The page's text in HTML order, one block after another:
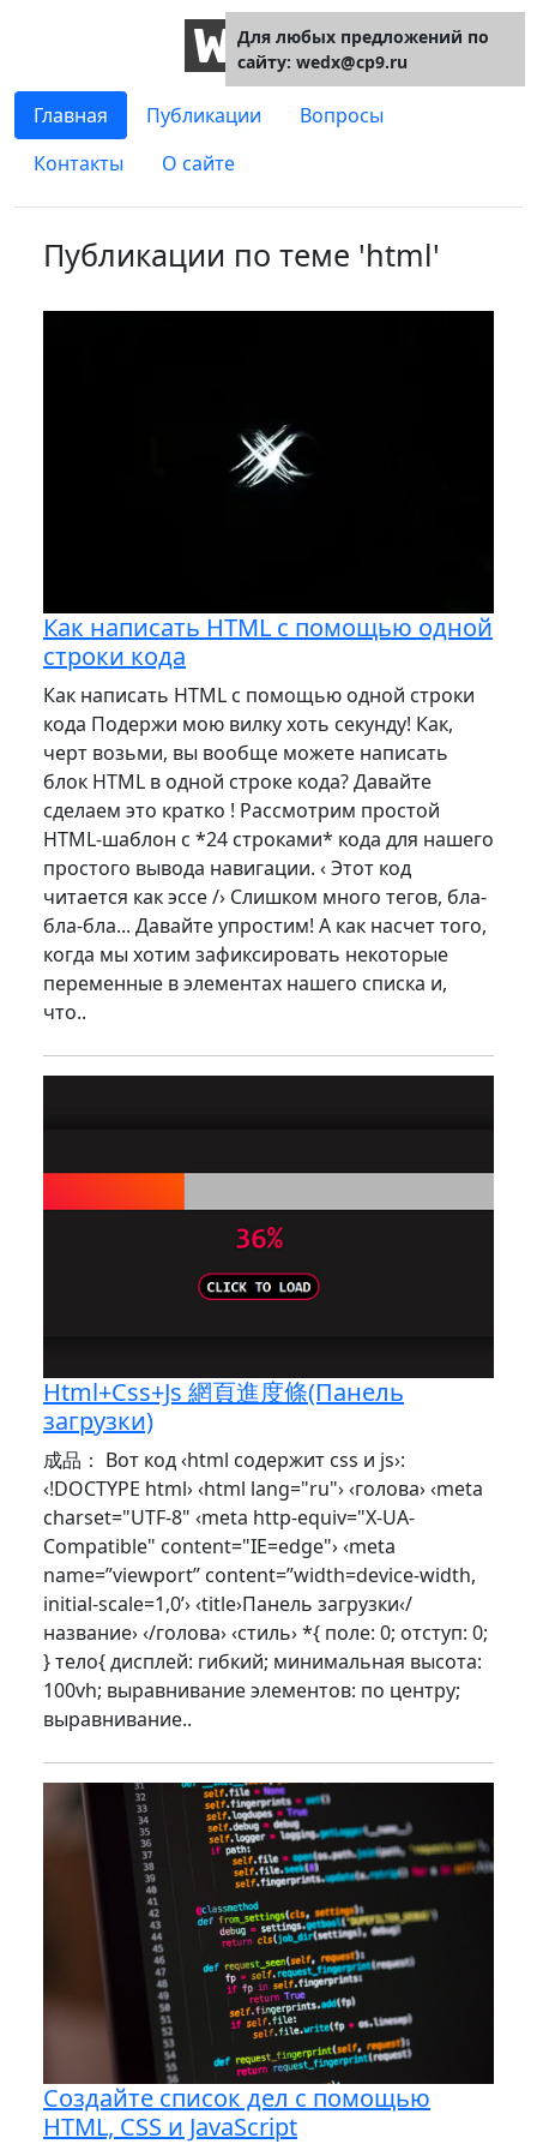
Главная Публикации
Вопросы
Контакты
О сайте
Публикации по теме 'html'
Как написать HTML с помощью одной
строки кода
Как написать HTML с помощью одной строки
кода Подержи мою вилку хоть секунду! Как,
черт возьми, вы вообще можете написать
блок HTML в одной строке кода? Давайте
сделаем это кратко ! Рассмотрим простой
HTML-шаблон с *24 строками* кода для нашего
простого вывода навигации. ‹ Этот код
читается как эссе /› Слишком много тегов, бла-
бла-бла... Давайте упростим! А как насчет того,
когда мы хотим зафиксировать некоторые
переменные в элементах нашего списка и,
что..
Html+Css+Js 網頁進度條(Панель
загрузки)
成品： Вот код ‹html содержит css и js›:
‹!DOCTYPE html› ‹html lang="ru"› ‹голова› ‹meta
charset="UTF-8" ‹meta http-equiv="X-UA-
Compatible" content="IE=edge"› ‹meta
name=”viewport” content=”width=device-width,
initial-scale=1,0’› ‹title›Панель загрузки‹/
название› ‹/голова› ‹стиль› *{ поле: 0; отступ: 0;
} тело{ дисплей: гибкий; минимальная высота:
100vh; выравнивание элементов: по центру;
выравнивание..
Создайте список дел с помощью
HTML, CSS и JavaScript
Для любых предложений по
сайту: wedx@cp9.ru